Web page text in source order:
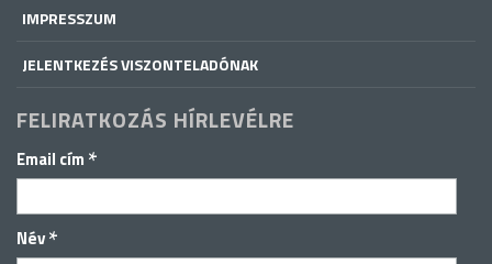
IMPRESSZUM
JELENTKEZÉS VISZONTELADÓNAK
FELIRATKOZÁS HÍRLEVÉLRE
Email cím *
Név*